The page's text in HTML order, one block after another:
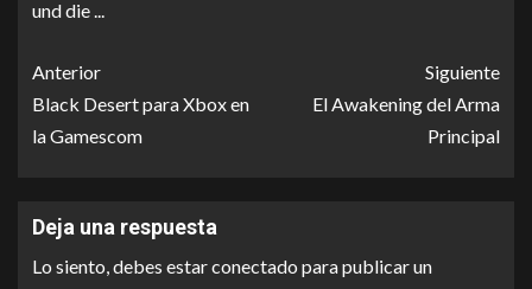
Anterior
Black Desert para Xbox en
la Gamescom
Siguiente
El Awakening del Arma
Principal
Deja una respuesta
Lo siento, debes estarconectado para publicar un